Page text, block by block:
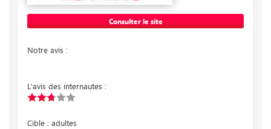
Consulter le site
Notre avis :
L'avis des internautes :
Cible : adultes